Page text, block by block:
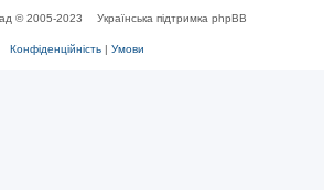
© 2005-2023 Українська підтримка phpBB
Конфіденційність | Умови